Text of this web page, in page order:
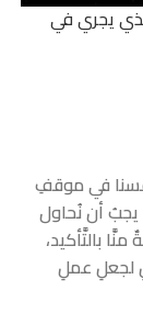
يجري في
في موقفِ
يجبُ أن نُحاول
بالتَّأكيد،
لجعلِ عملِ